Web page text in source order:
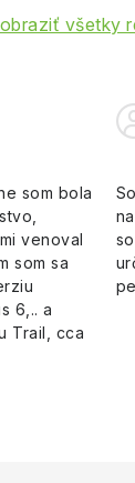
všetky
som bola
venoval
som sa
6,.. a
Trail, cca